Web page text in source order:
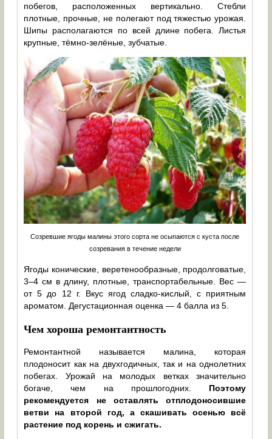
побегов, расположенных вертикально. Стебли
плотные, прочные, не полегают под тяжестью урожая.
Шипы располагаются по всей длине побега. Листья
крупные, тёмно-зелёные, зубчатые.
Созревшие ягоды малины этого сорта не осыпаются с куста после
созревания в течение недели
Ягоды конические, веретенообразные, продолговатые,
3–4 см в длину, плотные, транспортабельные. Вес —
от 5 до 12 г. Вкус ягод сладко-кислый, с приятным
ароматом. Дегустационная оценка — 4 балла из 5.
Чем хороша ремонтантность
Ремонтантной называется малина, которая
плодоносит как на двухгодичных, так и на однолетних
побегах. Урожай на молодых ветках значительно
богаче, чем на прошлогодних. Поэтому
рекомендуется не оставлять отплодоносившие
ветви на второй год, а скашивать осенью всё
растение под корень и сжигать.